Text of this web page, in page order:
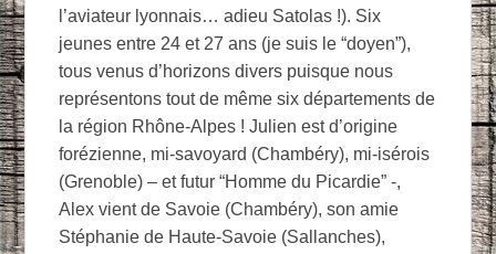
l’aviateur lyonnais… adieu Satolas !). Six
jeunes entre 24 et 27 ans (je suis le “doyen”),
tous venus d’horizons divers puisque nous
représentons tout de même six départements de
la région Rhône-Alpes ! Julien est d’origine
forézienne, mi-savoyard (Chambéry), mi-isérois
(Grenoble) – et futur “Homme du Picardie” -,
Alex vient de Savoie (Chambéry), son amie
Stéphanie de Haute-Savoie (Sallanches),